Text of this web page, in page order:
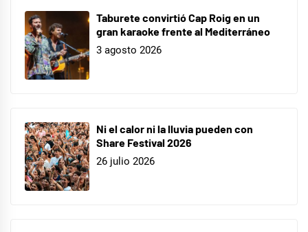
Taburete convirtió Cap Roig en un
gran karaoke frente al Mediterráneo
3 agosto 2026
Ni el calor ni la lluvia pueden con
Share Festival 2026
26 julio 2026